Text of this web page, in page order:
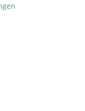
Mehrwertsteuer zzgl.